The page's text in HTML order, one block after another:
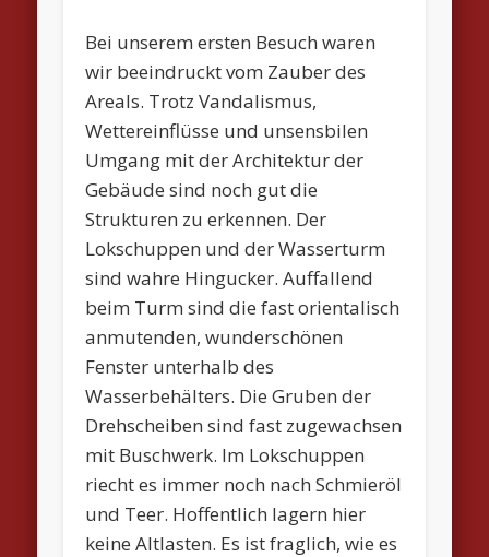
Bei unserem ersten Besuch waren
wir beeindruckt vom Zauber des
Areals. Trotz Vandalismus,
Wettereinflüsse und unsensbilen
Umgang mit der Architektur der
Gebäude sind noch gut die
Strukturen zu erkennen. Der
Lokschuppen und der Wasserturm
sind wahre Hingucker. Auffallend
beim Turm sind die fast orientalisch
anmutenden, wunderschönen
Fenster unterhalb des
Wasserbehälters. Die Gruben der
Drehscheiben sind fast zugewachsen
mit Buschwerk. Im Lokschuppen
riecht es immer noch nach Schmieröl
und Teer. Hoffentlich lagern hier
keine Altlasten. Es ist fraglich, wie es